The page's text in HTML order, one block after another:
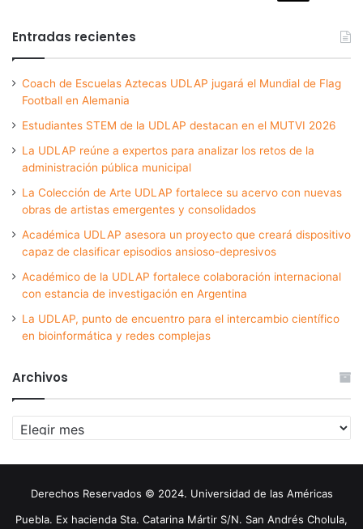
Entradas recientes
Coach de Escuelas Aztecas UDLAP jugará el Mundial de Flag
Football en Alemania
Estudiantes STEM de la UDLAP destacan en el MUTVI 2026
La UDLAP reúne a expertos para analizar los retos de la
administración pública municipal
La Colección de Arte UDLAP fortalece su acervo con nuevas
obras de artistas emergentes y consolidados
Académica UDLAP asesora un proyecto que creará dispositivo
capaz de clasificar episodios ansioso-depresivos
Académico de la UDLAP fortalece colaboración internacional
con estancia de investigación en Argentina
La UDLAP, punto de encuentro para el intercambio científico
en bioinformática y redes complejas
Archivos
Archivos
Derechos Reservados © 2024. Universidad de las Américas
Puebla. Ex hacienda Sta. Catarina Mártir S/N. San Andrés Cholula,